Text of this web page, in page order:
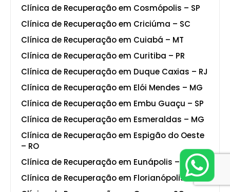
Clínica de Recuperação em Cosmópolis – SP
Clínica de Recuperação em Criciúma – SC
Clínica de Recuperação em Cuiabá – MT
Clínica de Recuperação em Curitiba – PR
Clínica de Recuperação em Duque Caxias – RJ
Clínica de Recuperação em Elói Mendes – MG
Clínica de Recuperação em Embu Guaçu – SP
Clínica de Recuperação em Esmeraldas – MG
Clínica de Recuperação em Espigão do Oeste
– RO
Clínica de Recuperação em Eunápolis – BA
Clínica de Recuperação em Florianópolis – SC